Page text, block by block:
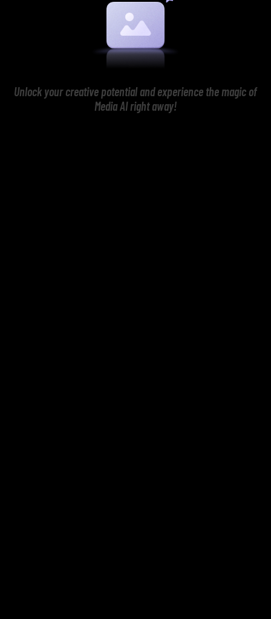
Unlock your creative potential and experience the magic of
Media AI right away!